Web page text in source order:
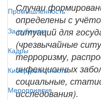
Промышленность
За рубежом
Кадры
Киберграмотность
Мероприятия
Случаи
определены с
ситуаций для
(чрезвычайные
терроризму,
инфекционных
социальные,
исследования).